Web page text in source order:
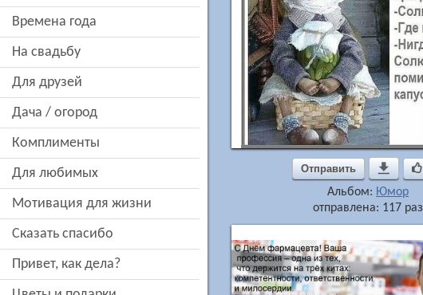
времена года
на свадьбу
для друзей
дача / огород
комплименты
для любимых
мотивация для жизни
сказать спасибо
привет, как дела?
Отправить 
Альбом: Юмор
отправлена: 117 раз